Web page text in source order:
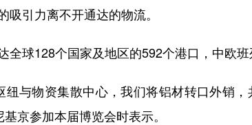
引力离不开通达的物流。
球128个国家及地区的592个港口，中欧班
与物资集散中心，我们将铝材转口外销，
京参加本届博览会时表示。